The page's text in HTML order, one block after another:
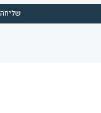
שליחה